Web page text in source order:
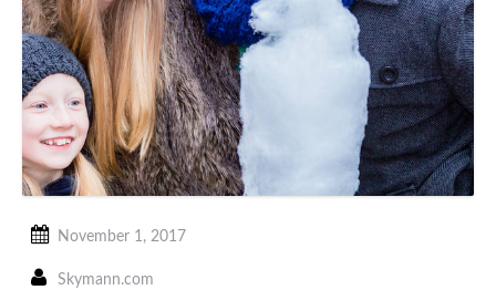
November 1, 2017
Skymann.com